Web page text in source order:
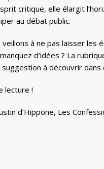
critique, elle élargit
au débat public.
veillons à ne pas laisser les
d’idées ? La
à découvrir dans
lecture !
d’Hippone, Les